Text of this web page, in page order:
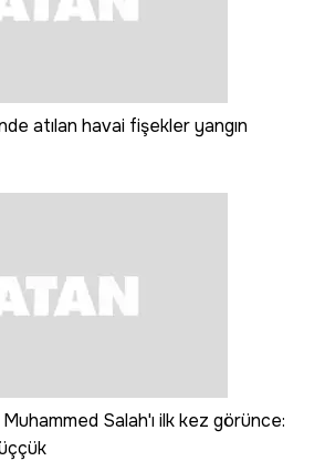
atılan havai fişekler yangın
Salah'ı ilk kez görünce: